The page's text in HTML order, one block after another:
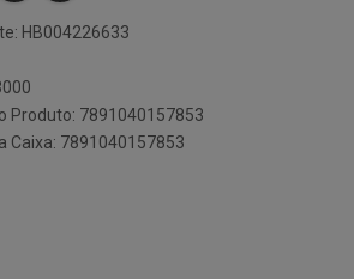
HB004226633
Produto: 7891040157853
Caixa: 7891040157853